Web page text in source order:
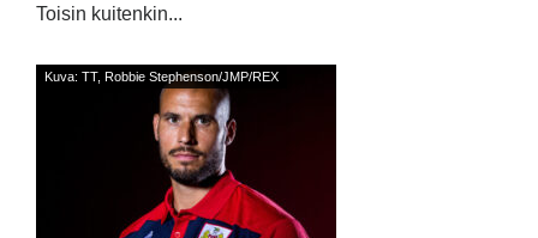
Toisin kuitenkin...
Kuva: TT, Robbie Stephenson/JMP/REX